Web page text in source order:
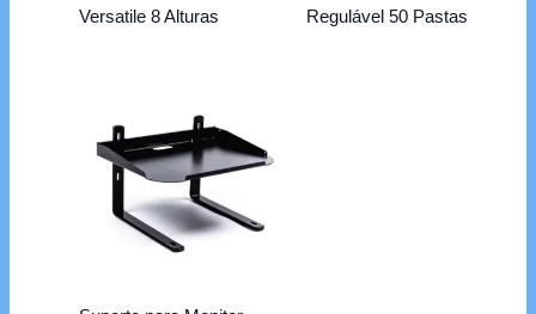
Versatile 8 Alturas
Regulável 50 Pastas